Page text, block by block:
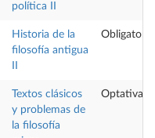
política II
Historia de la
filosofía antigua
Obligatoria
Textos clásicos
y problemas de
la filosofía
Optativa